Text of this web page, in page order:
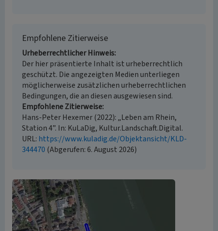
Empfohlene Zitierweise
Urheberrechtlicher Hinweis
Der hier präsentierte Inhalt ist urheberrechtlich
geschützt. Die angezeigten Medien unterliegen
möglicherweise zusätzlichen urheberrechtlichen
Bedingungen, die an diesen ausgewiesen sind.
Empfohlene Zitierweise
Hans-Peter Hexemer (2022): „Leben am Rhein,
Station 4”. In: KuLaDig, Kultur.Landschaft.Digital.
URL: https://www.kuladig.de/Objektansicht/KLD-
344470 (Abgerufen: 6. August 2026)